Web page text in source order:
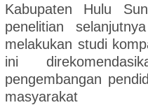
Kabupaten Hulu
penelitian
melakukan studi
ini
pengembangan
masyarakat